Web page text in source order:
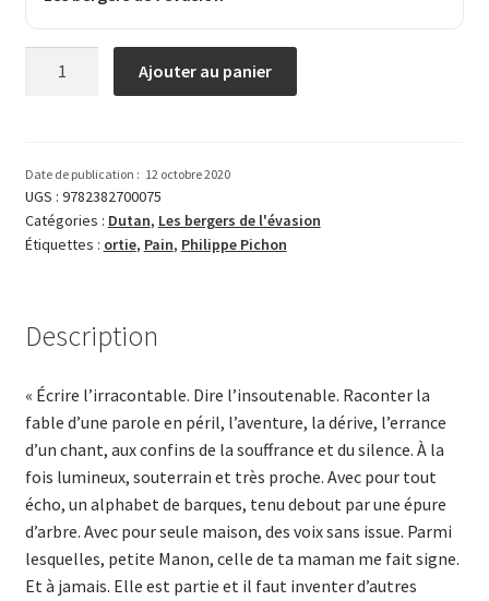
d’ortie
Ajouter au panier
Date de publication : 12 octobre 2020
UGS : 9782382700075
Catégories : Dutan, Les bergers de l'évasion
Étiquettes : ortie, Pain, Philippe Pichon
Description
« Écrire l’irracontable. Dire l’insoutenable. Raconter la
fable d’une parole en péril, l’aventure, la dérive, l’errance
d’un chant, aux confins de la souffrance et du silence. À la
fois lumineux, souterrain et très proche. Avec pour tout
écho, un alphabet de barques, tenu debout par une épure
d’arbre. Avec pour seule maison, des voix sans issue. Parmi
lesquelles, petite Manon, celle de ta maman me fait signe.
Et à jamais. Elle est partie et il faut inventer d’autres